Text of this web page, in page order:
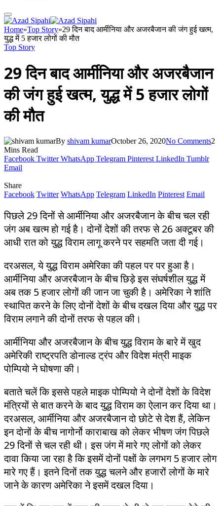
Home»Top Story»29 दिन बाद आर्मीनिया और अजरबैजान की जंग हुई खत्म,
युद्ध में 5 हजार लोगों की मौत
Top Story
29 दिन बाद आर्मीनिया और अजरबैजान
की जंग हुई खत्म, युद्ध में 5 हजार लोगों
की मौत
By shivam kumarOctober 26, 2020No Comments2
Mins Read
Facebook Twitter WhatsApp Telegram Pinterest LinkedIn Tumblr
Email
Share
Facebook Twitter WhatsApp Telegram LinkedIn Pinterest Email
पिछले 29 दिनों से आर्मीनिया और अजरबैजान के बीच चल रही
जंग अब खत्म हो गई है। दोनों देशों की तरफ से 26 अक्टूबर की
आधी रात को युद्ध विराम लागू करने पर सहमति जता दी गई।
दरअसल, ये युद्ध विराम अमेरिका की पहल पर पर हुआ है।
आर्मीनिया और अजरबैजान के बीच छिड़े इस संघर्षशील युद्ध में
अब तक 5 हजार लोगों की जान जा चुकी है। अमेरिका ने शांति
स्थापित करने के लिए दोनों देशों के बीच दखल दिया और युद्ध पर
विराम लगाने की दोनों तरफ से पहल की।
आर्मीनिया और अजरबैजान के बीच युद्ध विराम के बारे में खुद
अमेरिकी राष्ट्रपति डोनाल्ड ट्रंप और विदेश मंत्री माइक
पोम्पियो ने घोषणा की।
बताते चलें कि इससे पहले माइक पोम्पियो ने दोनों देशों के विदेश
मंत्रियों से बात करने के बाद युद्ध विराम का ऐलान कर दिया था।
दरअसल, आर्मीनिया और अजरबैजान दो छोटे से देश हैं, लेकिन
इन दोनों के बीच नागोर्नो काराबाख को लेकर भीषण जंग पिछले
29 दिनों से चल रही थी। इस जंग में मारे गए लोगों को लेकर
दावा किया जा रहा है कि इसमें दोनों पक्षों के लगभग 5 हजार लोग
मारे गए हैं। इतने दिनों तक युद्ध चलने और हजारों लोगों के मारे
जाने के कारण अमेरिका ने इसमें दखल दिया।